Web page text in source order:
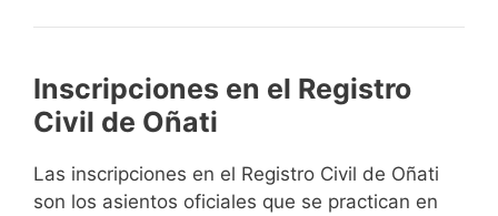
Inscripciones en el Registro
Civil de Oñati
Las inscripciones en el Registro Civil de Oñati
son los asientos oficiales que se practican en